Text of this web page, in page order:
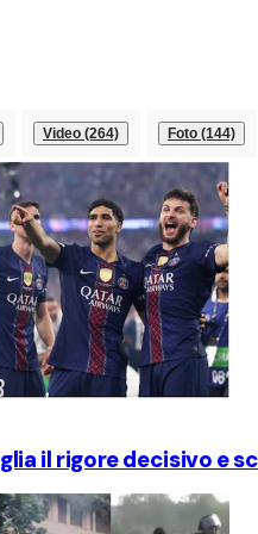
Video (264) Foto (144)
il rigore decisivo e